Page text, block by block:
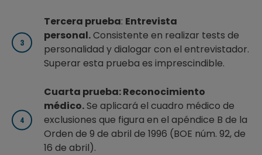
Tercera prueba: Entrevista
personal.Consistente en realizar tests de
personalidad y dialogar con el entrevistador.
Superar esta prueba es imprescindible.
Cuarta prueba: Reconocimiento
médico.Se aplicará el cuadro médico de
exclusiones que figura en el apéndice B de la
Orden de 9 de abril de 1996 (BOE núm. 92, de
16 de abril).